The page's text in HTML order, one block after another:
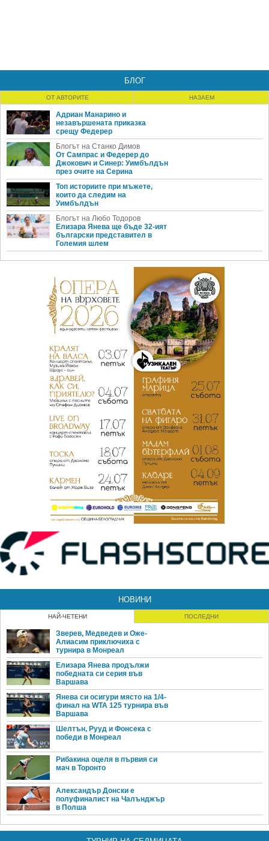
БЛОГ
ОТ АВТОРИТЕ НАЗАЕМ
Адриан Манарино и
незавършената приказка
срещу Федерер
Блогът на Станко Димов
От Сампрас и Федерер до
Джокович и Синер: Уимбълдън
през очите на Серина
Топ историите при мъжете,
които да следим на
Уимбълдън
Блогът на Любо Тодоров
Елизара Янева ще бъде 32-ият
български представител в
Големия шлем
НОВИНИ
НАЙ-ЧЕТЕНИ ПОСЛЕДНИ
Зверев, Медведев и Оже-
Алиасим приключиха с
турнира в Монреал
Елизара Янева продължи
победната си серия във
Варшава
Янева си осигури място на 1/4-
финал на WTA 125 турнира във
Варшава
Шелтън, Рууд и Фонсека с
победи в Монреал
Рибакина оцеля в първия си
мач в Торонто
Александър Донски е
полуфиналист на Чалънджър
в Полша